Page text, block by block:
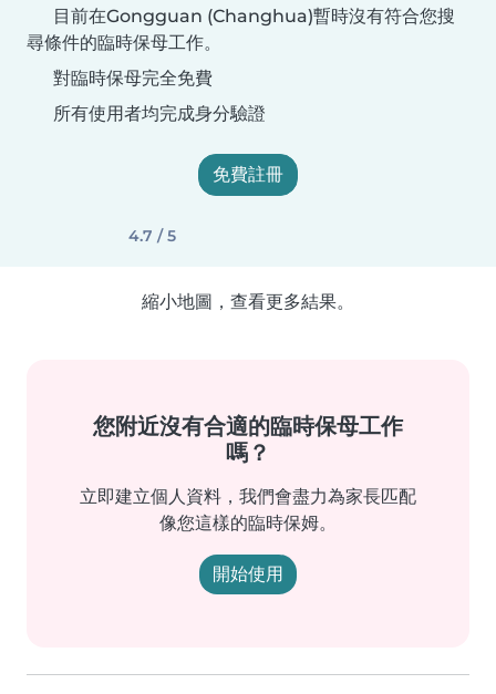
目前在Gongguan (Changhua)暫時沒有符合您搜
尋條件的臨時保母工作。
對臨時保母完全免費
所有使用者均完成身分驗證
免費註冊
4.7 / 5
縮小地圖，查看更多結果。
您附近沒有合適的臨時保母工作
嗎？
立即建立個人資料，我們會盡力為家長匹配
像您這樣的臨時保姆。
開始使用